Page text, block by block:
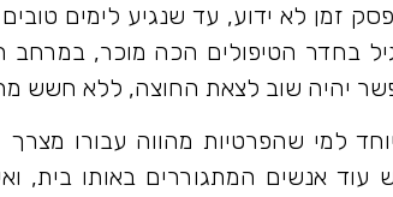
זמן לא ידוע, עד שנגיע לימים
בחדר הטיפולים הכה מוכר,
יהיה שוב לצאת החוצה, ללא חשש
למי שהפרטיות מהווה עבורו
אנשים המתגוררים באותו בית,